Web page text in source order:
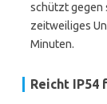
schützt gegen
zeitweiliges
Minuten.
Reicht IP54